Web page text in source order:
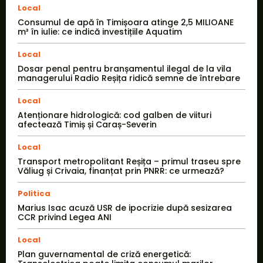
Local
Consumul de apă în Timișoara atinge 2,5 MILIOANE
m³ în iulie: ce indică investițiile Aquatim
Local
Dosar penal pentru branșamentul ilegal de la vila
managerului Radio Reșița ridică semne de întrebare
Local
Atenționare hidrologică: cod galben de viituri
afectează Timiș și Caraș-Severin
Local
Transport metropolitant Reșița – primul traseu spre
Văliug și Crivaia, finanțat prin PNRR: ce urmează?
Politica
Marius Isac acuză USR de ipocrizie după sesizarea
CCR privind Legea ANI
Local
Plan guvernamental de criză energetică: